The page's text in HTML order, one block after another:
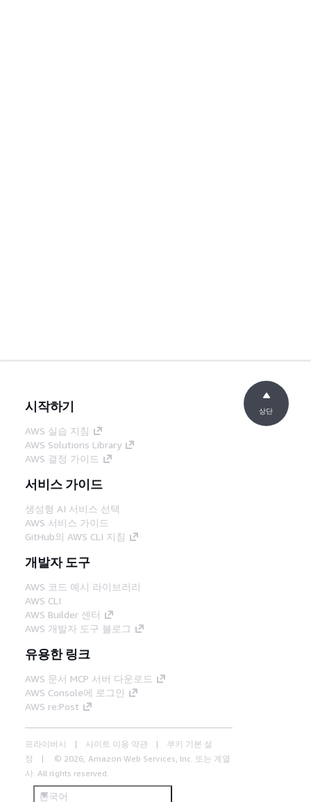
시작하기
AWS 실습 지침
AWS Solutions Library
AWS 결정 가이드
서비스 가이드
생성형 AI 서비스 선택
AWS 서비스 가이드
GitHub의 AWS CLI 지침
개발자 도구
AWS 코드 예시 라이브러리
AWS CLI
AWS Builder 센터
AWS 개발자 도구 블로그
유용한 링크
AWS 문서 MCP 서버 다운로드
AWS Console에 로그인
AWS re:Post
프라이버시 사이트 이용 약관
쿠키 기본 설
정
© 2026, Amazon Web Services, Inc. 또는 계열
사. All rights reserved.
한국어
상단